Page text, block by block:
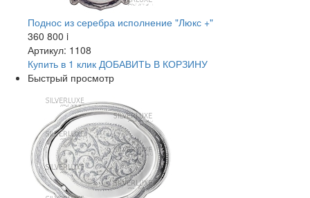
Поднос из серебра исполнение "Люкс +"
360 800 i
Артикул: 1108
Купить в 1 клик ДОБАВИТЬ В КОРЗИНУ
Быстрый просмотр